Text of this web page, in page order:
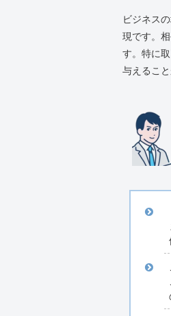
ビジネス
現です。
す。特に
与えること